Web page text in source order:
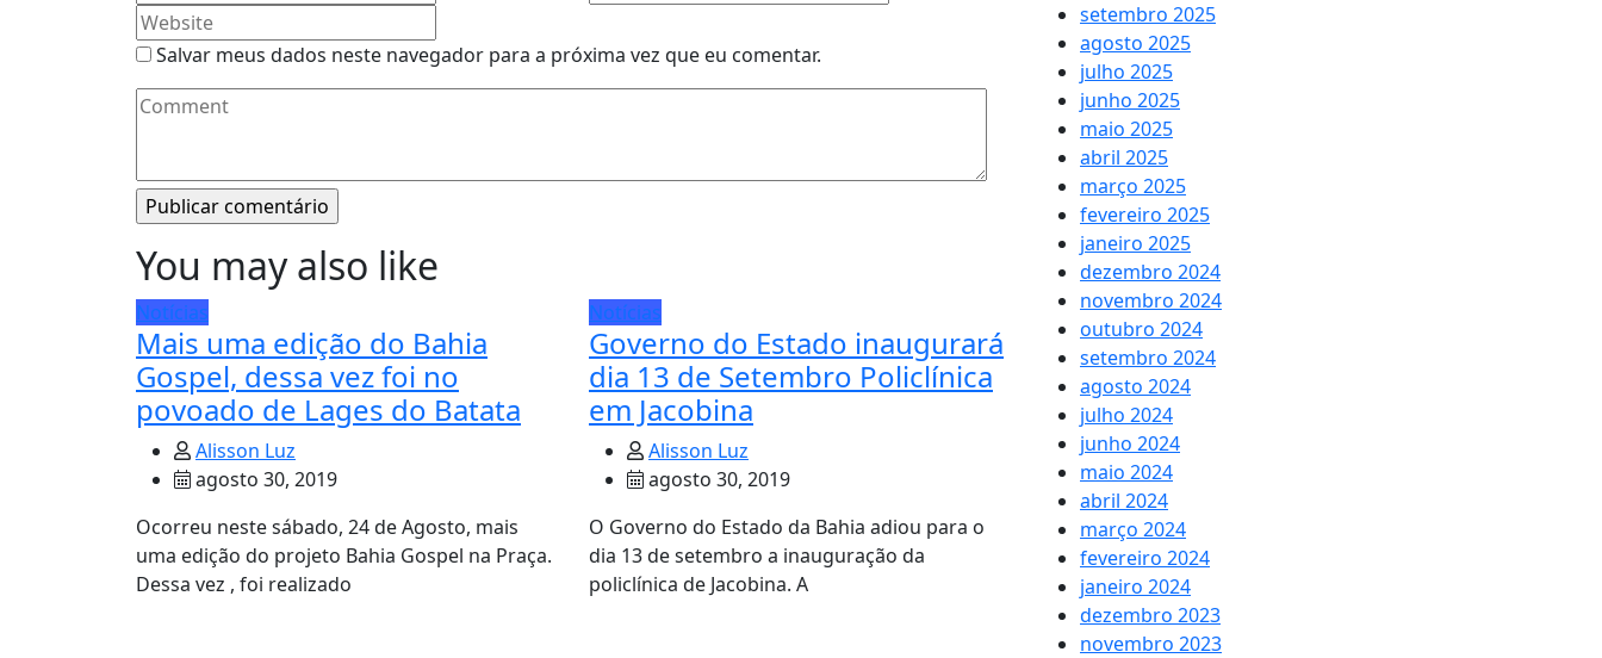
Salvar meus dados neste navegador para a próxima vez que eu comentar.
You may also like
Notícias
Mais uma edição do Bahia
Gospel, dessa vez foi no
povoado de Lages do Batata
Alisson Luz
agosto 30, 2019
Ocorreu neste sábado, 24 de Agosto, mais
uma edição do projeto Bahia Gospel na Praça.
Dessa vez , foi realizado
Notícias
Governo do Estado inaugurará
dia 13 de Setembro Policlínica
em Jacobina
Alisson Luz
agosto 30, 2019
O Governo do Estado da Bahia adiou para o
dia 13 de setembro a inauguração da
policlínica de Jacobina. A
setembro 2025
agosto 2025
julho 2025
junho 2025
maio 2025
abril 2025
março 2025
fevereiro 2025
janeiro 2025
dezembro 2024
novembro 2024
outubro 2024
setembro 2024
agosto 2024
julho 2024
junho 2024
maio 2024
abril 2024
março 2024
fevereiro 2024
janeiro 2024
dezembro 2023
novembro 2023